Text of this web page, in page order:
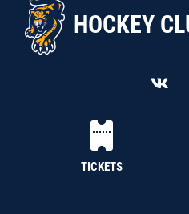
HOCKEY
TICKETS